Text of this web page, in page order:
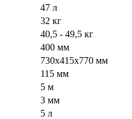
47 л
32 кг
40,5 - 49,5 кг
400 мм
730х415х770 мм
115 мм
5 м
3 мм
5 л